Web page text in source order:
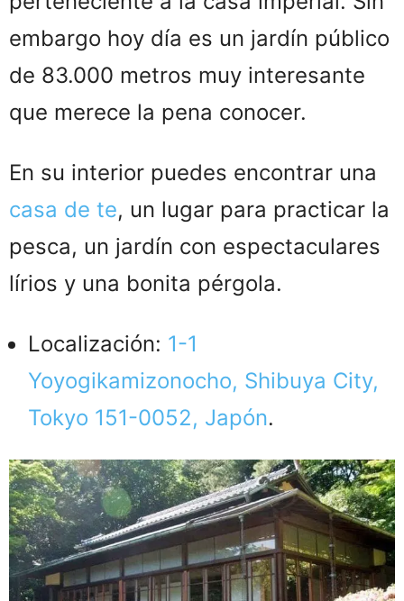
embargo hoy día es un jardín público
de 83.000 metros muy interesante
que merece la pena conocer.
En su interior puedes encontrar una
casa de te, un lugar para practicar la
pesca, un jardín con espectaculares
lírios y una bonita pérgola.
Localización: 1-1
Yoyogikamizonocho, Shibuya City,
Tokyo 151-0052, Japón.